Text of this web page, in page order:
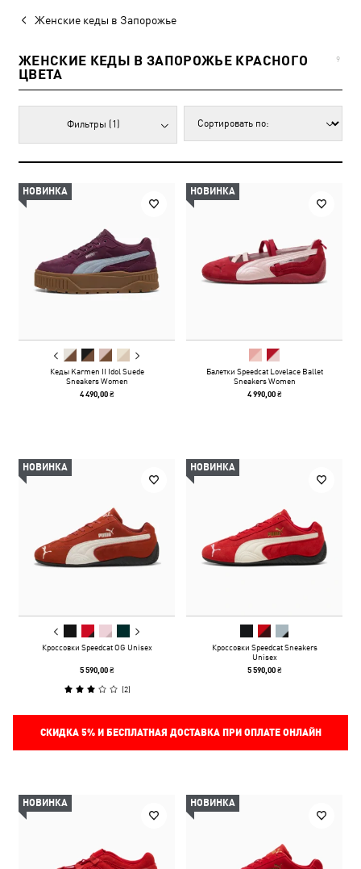
Женские кеды в Запорожье
ЖЕНСКИЕ КЕДЫ В ЗАПОРОЖЬЕ КРАСНОГО
ЦВЕТА
9
Фильтры (1)
НОВИНКА
Кеды Karmen II Idol Suede
Sneakers Women
4 490,00 ₴
НОВИНКА
Балетки Speedcat Lovelace Ballet
Sneakers Women
4 990,00 ₴
НОВИНКА
Кроссовки Speedcat OG Unisex
5 590,00 ₴
(2)
НОВИНКА
Кроссовки Speedcat Sneakers
Unisex
5 590,00 ₴
СКИДКА 5%И БЕСПЛАТНАЯ ДОСТАВКА ПРИ ОПЛАТЕ ОНЛАЙН
НОВИНКА НОВИНКА